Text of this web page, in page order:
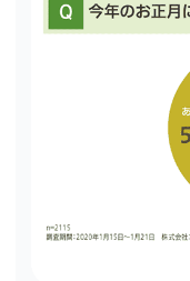
した
近親者に子
お年玉は経
お年玉に対